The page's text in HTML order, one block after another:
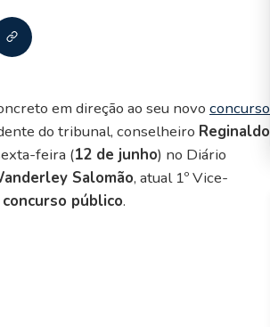
em direção ao seu novo concurso
do tribunal, conselheiro Reginaldo
feira (12 de junho) no Diário
Salomão, atual 1º Vice-
público.